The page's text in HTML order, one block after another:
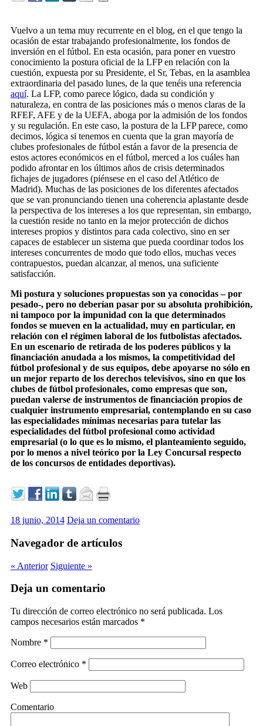
Vuelvo a un tema muy recurrente en el blog, en el que tengo la
ocasión de estar trabajando profesionalmente, los fondos de
inversión en el fútbol. En esta ocasión, para poner en vuestro
conocimiento la postura oficial de la LFP en relación con la
cuestión, expuesta por su Presidente, el Sr, Tebas, en la asamblea
extraordinaria del pasado lunes, de la que tenéis una referencia
aquí. La LFP, como parece lógico, dada su condición y
naturaleza, en contra de las posiciones más o menos claras de la
RFEF, AFE y de la UEFA, aboga por la admisión de los fondos
y su regulación. En este caso, la postura de la LFP parece, como
decimos, lógica si tenemos en cuenta que la gran mayoría de
clubes profesionales de fútbol están a favor de la presencia de
estos actores económicos en el fútbol, merced a los cuáles han
podido afrontar en los últimos años de crisis determinados
fichajes de jugadores (piénsese en el caso del Atlético de
Madrid). Muchas de las posiciones de los diferentes afectados
que se van pronunciando tienen una coherencia aplastante desde
la perspectiva de los intereses a los que representan, sin embargo,
la cuestión reside no tanto en la mejor protección de dichos
intereses propios y distintos para cada colectivo, sino en ser
capaces de establecer un sistema que pueda coordinar todos los
intereses concurrentes de modo que todo ellos, muchas veces
contrapuestos, puedan alcanzar, al menos, una suficiente
satisfacción.
Mi postura y soluciones propuestas son ya conocidas – por
pesado-, pero no deberían pasar por su absoluta prohibición,
ni tampoco por la impunidad con la que determinados
fondos se mueven en la actualidad, muy en particular, en
relación con el régimen laboral de los futbolistas afectados.
En un escenario de retirada de los poderes públicos y la
financiación anudada a los mismos, la competitividad del
fútbol profesional y de sus equipos, debe apoyarse no sólo en
un mejor reparto de los derechos televisivos, sino en que los
clubes de fútbol profesionales, como empresas que son,
puedan valerse de instrumentos de financiación propios de
cualquier instrumento empresarial, contemplando en su caso
las especialidades mínimas necesarias para tutelar las
especialidades del fútbol profesional como actividad
empresarial (o lo que es lo mismo, el planteamiento seguido,
por lo menos a nivel teórico por la Ley Concursal respecto
de los concursos de entidades deportivas).
18 junio, 2014 Deja un comentario
Navegador de artículos
« Anterior Siguiente »
Deja un comentario
Tu dirección de correo electrónico no será publicada. Los
campos necesarios están marcados *
Nombre *
Correo electrónico *
Web
Comentario